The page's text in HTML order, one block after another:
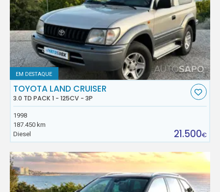
EM DESTAQUE
TOYOTA LAND CRUISER
3.0 TD PACK 1 - 125CV - 3P
1998
187.450 km
Diesel
21.500€